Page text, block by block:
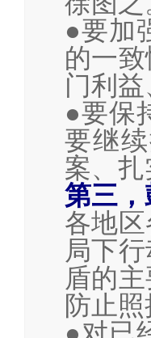
●要加
的一
门利
●要保
要继
案、扎
第三，
各地
局下
盾的
防止